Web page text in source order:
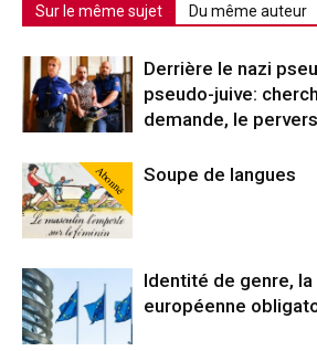
Sur le même sujet Du même auteur
Derrière le nazi
pseudo-juive:
demande, le pervers
Abonné Soupe de langues
Identité de genre,
européenne